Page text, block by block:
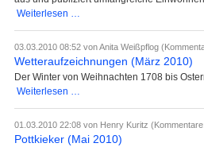
Weiterlesen …
2010)
03.03.2010 08:52 von Anita Weißpflog
Wetteraufzeichnungen (März 2010)
Der Winter von Weihnachten 1708 bis
Weiterlesen …
2010)
01.03.2010 22:08 von Henry Kuritz
Pottkieker (Mai 2010)